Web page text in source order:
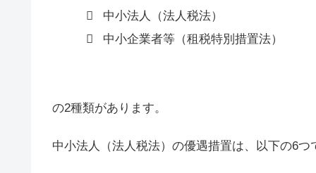
中小法人（法人税法）
中小企業者等（租税特別措置法）
の2種類があります。
中小法人（法人税法）の優遇措置は、以下の6つ